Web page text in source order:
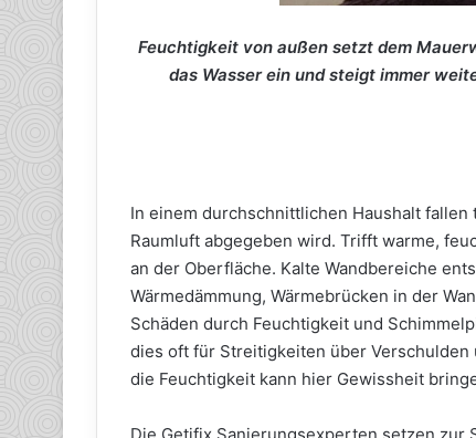
Feuchtigkeit von außen setzt dem
das Wasser ein und steigt immer
In einem durchschnittlichen Haushalt
Raumluft abgegeben wird. Trifft warme,
an der Oberfläche. Kalte Wandbereiche
Wärmedämmung, Wärmebrücken in der
Schäden durch Feuchtigkeit und
dies oft für Streitigkeiten über Verschulden
die Feuchtigkeit kann hier Gewissheit